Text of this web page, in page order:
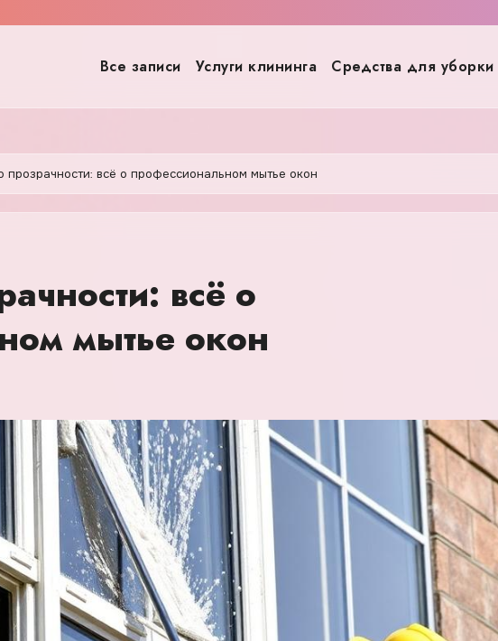
Все записи Услуги клининга Средства для уборки
прозрачности: всё о профессиональном мытье окон
всё о
мытье окон